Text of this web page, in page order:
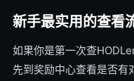
新手最实用的查看
如果你是第一次查
先到奖励中心查看是否有